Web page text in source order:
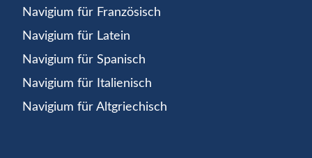
Navigium für Französisch
Navigium für Latein
Navigium für Spanisch
Navigium für Italienisch
Navigium für Altgriechisch